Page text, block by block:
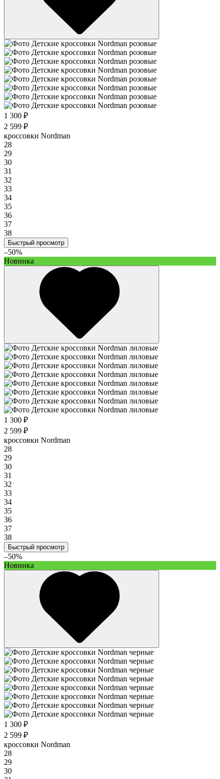
1 300 ₽
2 599 ₽
кроссовки Nordman
28
29
30
31
32
33
34
35
36
37
38
Быстрый просмотр
–50%
Новинка
1 300 ₽
2 599 ₽
кроссовки Nordman
28
29
30
31
32
33
34
35
36
37
38
Быстрый просмотр
–50%
Новинка
1 300 ₽
2 599 ₽
кроссовки Nordman
28
29
30